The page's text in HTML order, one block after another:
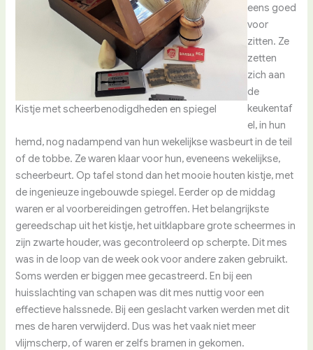
Kistje met scheerbenodigdheden en spiegel
eens goed
voor
zitten. Ze
zetten
zich aan
de
keukentaf
el, in hun
hemd, nog nadampend van hun wekelijkse wasbeurt in de teil
of de tobbe. Ze waren klaar voor hun, eveneens wekelijkse,
scheerbeurt. Op tafel stond dan het mooie houten kistje, met
de ingenieuze ingebouwde spiegel. Eerder op de middag
waren er al voorbereidingen getroffen. Het belangrijkste
gereedschap uit het kistje, het uitklapbare grote scheermes in
zijn zwarte houder, was gecontroleerd op scherpte. Dit mes
was in de loop van de week ook voor andere zaken gebruikt.
Soms werden er biggen mee gecastreerd. En bij een
huisslachting van schapen was dit mes nuttig voor een
effectieve halssnede. Bij een geslacht varken werden met dit
mes de haren verwijderd. Dus was het vaak niet meer
vlijmscherp, of waren er zelfs bramen in gekomen.